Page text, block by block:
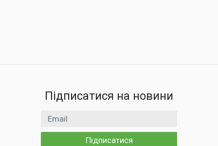
Підписатися на новини
Email
Підписатися